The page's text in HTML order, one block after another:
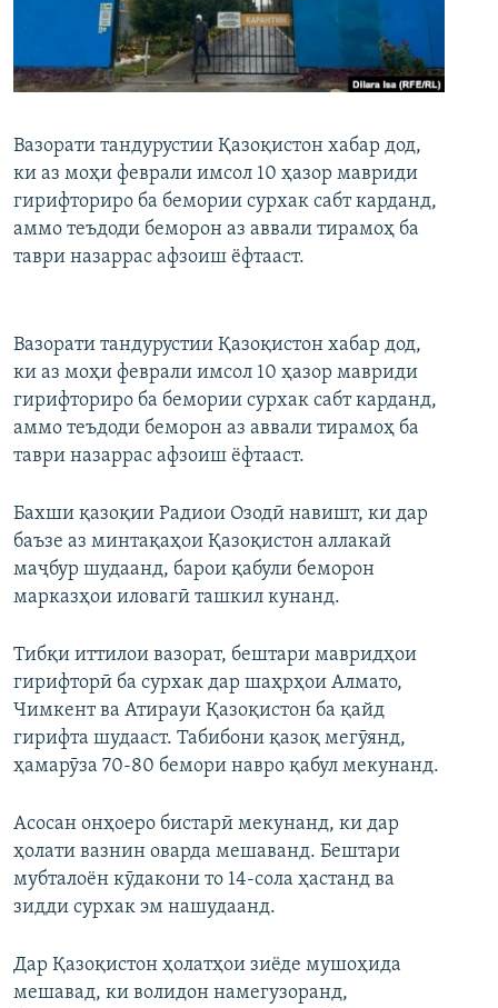
ГУЗОРИШҲОИ РАДИОӢ
Ҳамаи сомонаҳои RFE/RL
Вазорати тандурустии Қазоқистон хабар дод,
ки аз моҳи феврали имсол 10 ҳазор мавриди
гирифториро ба бемории сурхак сабт карданд,
аммо теъдоди беморон аз аввали тирамоҳ ба
таври назаррас афзоиш ёфтааст.
Вазорати тандурустии Қазоқистон хабар дод,
ки аз моҳи феврали имсол 10 ҳазор мавриди
гирифториро ба бемории сурхак сабт карданд,
аммо теъдоди беморон аз аввали тирамоҳ ба
таври назаррас афзоиш ёфтааст.
Бахши қазоқии Радиои Озодӣ навишт, ки дар
баъзе аз минтақаҳои Қазоқистон аллакай
маҷбур шудаанд, барои қабули беморон
марказҳои иловагӣ ташкил кунанд.
Тибқи иттилои вазорат, бештари мавридҳои
гирифторӣ ба сурхак дар шаҳрҳои Алмато,
Чимкент ва Атирауи Қазоқистон ба қайд
гирифта шудааст. Табибони қазоқ мегӯянд,
ҳамарӯза 70-80 бемори навро қабул мекунанд.
Асосан онҳоеро бистарӣ мекунанд, ки дар
ҳолати вазнин оварда мешаванд. Бештари
мубталоён кӯдакони то 14-сола ҳастанд ва
зидди сурхак эм нашудаанд.
Дар Қазоқистон ҳолатҳои зиёде мушоҳида
мешавад, ки волидон намегузоранд,